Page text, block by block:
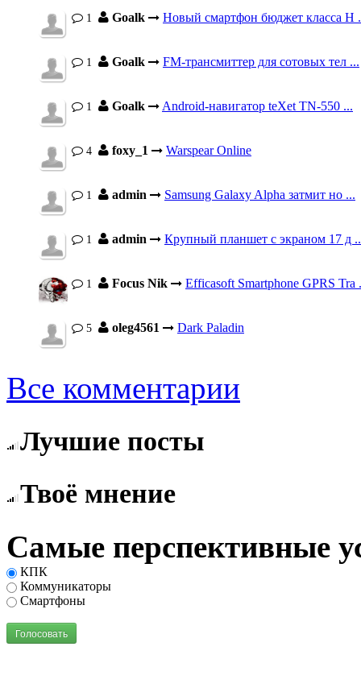
1 Goalk Новый смартфон бюджет класса H
1 Goalk FM-трансмиттер для сотовых тел ...
1 Goalk Android-навигатор teXet TN-550 ...
4 foxy_1 Warspear Online
1 admin Samsung Galaxy Alpha затмит но ...
1 admin Крупный планшет с экраном 17 д
1 Focus Nik Efficasoft Smartphone GPRS Tra
5 oleg4561 Dark Paladin
Все комментарии
Лучшие посты
Твоё мнение
Самые перспективные
КПК
Коммуникаторы
Смартфоны
Голосовать